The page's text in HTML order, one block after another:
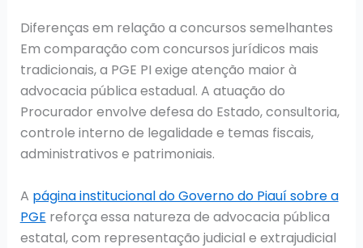
Diferenças em relação a concursos semelhantes
Em comparação com concursos jurídicos mais
tradicionais, a PGE PI exige atenção maior à
advocacia pública estadual. A atuação do
Procurador envolve defesa do Estado, consultoria,
controle interno de legalidade e temas fiscais,
administrativos e patrimoniais.
A página institucional do Governo do Piauí sobre a
PGE reforça essa natureza de advocacia pública
estatal, com representação judicial e extrajudicial